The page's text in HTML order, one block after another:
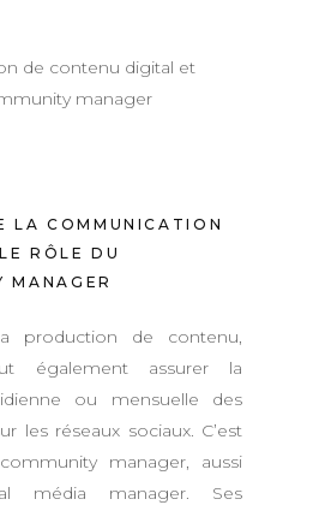
LA COMMUNICATION
RÔLE DU
MANAGER
production de contenu,
également assurer la
ou mensuelle des
les réseaux sociaux. C’est
manager, aussi
média manager. Ses